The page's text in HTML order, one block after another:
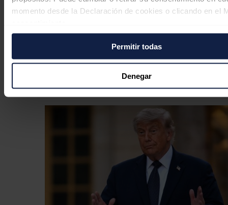
momento desde la Declaración de cookies o clicando en el
Si lo permite, también quisiéramos:
Recopilar información sobre su ubicación geográfica
puede tener una precisión de varios metros
Identificar su dispositivo analizándolo activamente
características específicas (huellas digitales)
Obtenga más información sobre cómo se procesan sus
Las cookies de este sitio web se usan para personalizar el
y los anuncios, ofrecer funciones de redes sociales y
tráfico. Además, compartimos información sobre el uso que
Permitir todas
Denegar
EEUU ve posible un acuerdo con Irán
"hoy o mañana" para reabrir el
estrecho de Ormuz